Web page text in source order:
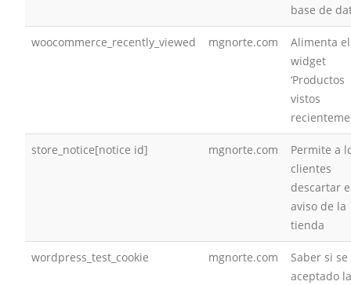
base de
woocommerce_recently_viewed mgnorte.com
Alimenta el
widget
‘Productos
vistos
store_notice[notice id] mgnorte.com
Permite a
clientes
descartar
aviso de la
tienda
wordpress_test_cookie mgnorte.com
Saber si
aceptado la